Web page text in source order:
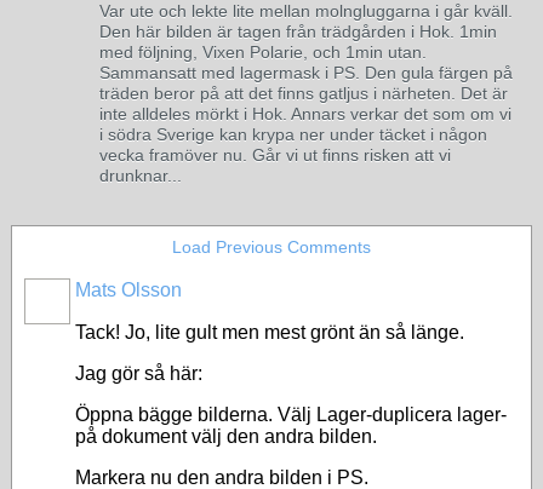
Var ute och lekte lite mellan molngluggarna i går kväll.
Den här bilden är tagen från trädgården i Hok. 1min
med följning, Vixen Polarie, och 1min utan.
Sammansatt med lagermask i PS. Den gula färgen på
träden beror på att det finns gatljus i närheten. Det är
inte alldeles mörkt i Hok. Annars verkar det som om vi
i södra Sverige kan krypa ner under täcket i någon
vecka framöver nu. Går vi ut finns risken att vi
drunknar...
Load Previous Comments
Mats Olsson
Tack! Jo, lite gult men mest grönt än så länge.
Jag gör så här:
Öppna bägge bilderna. Välj Lager-duplicera lager-
på dokument välj den andra bilden.
Markera nu den andra bilden i PS.